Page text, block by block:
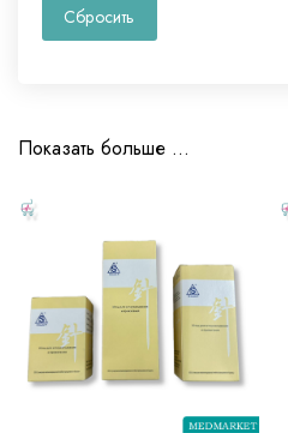
Сбросить
Показать больше ...